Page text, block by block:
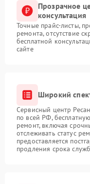
Прозрачное
консультация
Точные прайс-листы,
ремонта, отсутствие
бесплатной
сайте
Широкий
Сервисный центр
по всей РФ,
ремонт, включая
отслеживать статус
предоставляется
продления срока